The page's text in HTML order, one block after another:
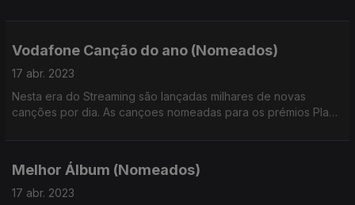
Vodafone Canção do ano (Nomeados)
17 abr. 2023
Nesta era do Streaming são lançadas milhares de novas
canções por dia. As cançoes nomeadas para os prémios Play
Melhor Álbum (Nomeados)
17 abr. 2023